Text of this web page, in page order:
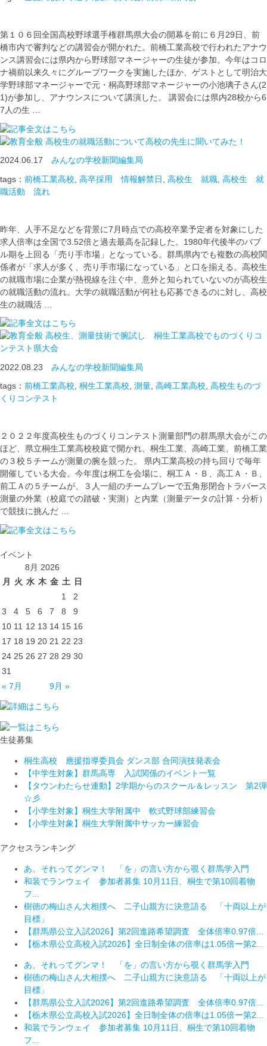
第１０６回全国高校野球選手権群馬県大会の開幕を前に６月29日、前
橋市内で審判などの講習会が開かれた。前橋工業高校で行われたアナウ
ンス講習会には県内から野球部マネージャーの生徒が参加。今年はコロ
ナ禍前以来久々にグループワークを実施したほか、ゲストとして明治大
学野球部マネージャーで元・桐高野球部マネージャーの小池璃子さん(2
1)が参加し、アナウンスについて講演した。 講習会には県内28校から6
7人の生 …
高校生の就職活動について高校の先生に聞いてみた！
2024.06.17 みんなの学校新聞編集局
tags： 前橋工業高校 高卒採用 情報解禁日 高校生 就職 高校生 就
職活動 流れ
昨年、人手不足などを背景に7月時点での高校卒業予定者を対象にした
求人倍率は全国で3.52倍と過去最高を記録した。1980年代後半のバブ
ル期を上回る「売り手市場」となっている。群馬県内でも複数の高校関
係者が「求人が多く、売り手市場になっている」と口を揃える。高校生
の就職市場に企業が熱視線を注ぐ中、意外と知られていないのが高校生
の就職活動の流れ。大学の就職活動が何社も応募できるのに対し、高校
生の就職活 …
高校生、測量技術で腕試し 桐生工業高校でものづくりコ
ンテスト県大会
2022.08.23 みんなの学校新聞編集局
tags： 前橋工業高校 桐生工業高校 測量 高崎工業高校 高校生ものづ
くりコンテスト
２０２２年度高校生ものづくりコンテスト測量部門の群馬県大会がこの
ほど、県立桐生工業高校校庭で開かれ、桐生工業、高崎工業、前橋工業
の３校５チームが測量の腕を競った。 県内工業高校の持ち回りで毎年
開催している大会。今年度は桐工を会場に、桐工Ａ・Ｂ、高工Ａ・Ｂ、
前工Ａの５チームが、３人一組のチームプレーで五角形閉合トラバース
測量の外業（校庭での踏破・実測）と内業（測量データの計算・分析）
で競技に挑んだ …
イベント
8月 2026
月 火 水 木 金 土 日
1
2
3
4 5 6 7 8
9
10 11 12 13 14 15 16
17 18 19 20 21 22 23
24 25 26 27 28 29 30
31
« 7月
9月 »
生徒募集
桐生高校 應援指導委員会 ダンス部 合同演技発表会
【中学生対象】群馬高専 入試関係のイベント一覧
【タウンわたらせ連動】2学期からのスクール＆レッスン 第2弾
☆彡
【小学生対象】桐生大学附属中 軟式野球部練習会
【小学生対象】桐生大学附属中サッカー練習会
アクセスランキング
あ、それってグンマ！ 「を」の言い方から覗く群馬学入門
和装でランウェイ 参加者募集 10月11日、桐生で第10回着物
フ...
樹徳の梅山さん大相撲へ 二子山親方に決意語る 「十両以上が
目標」
【群馬県公立入試2026】第2回進路希望調査 全体倍率0.97倍...
【栃木県公立高校入試2026】全日制全体の倍率は1.05倍ー第2...
あ、それってグンマ！ 「を」の言い方から覗く群馬学入門
樹徳の梅山さん大相撲へ 二子山親方に決意語る 「十両以上が
目標」
【群馬県公立入試2026】第2回進路希望調査 全体倍率0.97倍...
【栃木県公立高校入試2026】全日制全体の倍率は1.05倍ー第2...
和装でランウェイ 参加者募集 10月11日、桐生で第10回着物
フ...